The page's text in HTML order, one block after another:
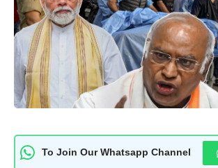
To Join Our Whatsapp Channel